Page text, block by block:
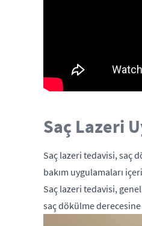
Saç Lazeri
Saç lazeri tedavisi, saç
bakım uygulamaları
Saç lazeri tedavisi,
saç dökülme